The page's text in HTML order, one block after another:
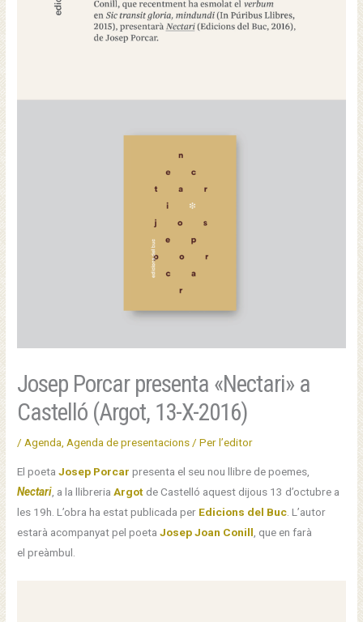
Josep Porcar presenta «Nectari» a
Castelló (Argot, 13-X-2016)
/Agenda,Agenda de presentacions/ Perl’editor
El poetaJosep Porcar presenta el seu nou llibre de poemes,
Nectari , a la llibreriaArgot de Castelló aquest dijous 13 d’octubre a
les 19h. L’obra ha estat publicada per Edicions del Buc . L’autor
estarà acompanyat pel poetaJosep Joan Conill , que en farà
el preàmbul.